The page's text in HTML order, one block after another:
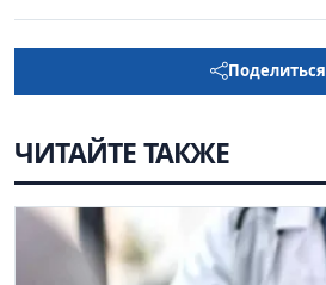
Поделиться
ЧИТАЙТЕ ТАКЖЕ